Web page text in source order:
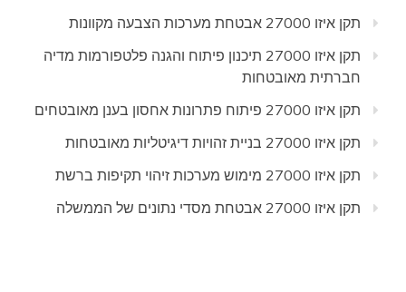
תקן איזו 27000 אבטחת מערכות הצבעה מקוונות
תקן איזו 27000 תיכנון פיתוח והגנה פלטפורמות מדיה
חברתית מאובטחות
תקן איזו 27000 פיתוח פתרונות אחסון בענן מאובטחים
תקן איזו 27000 בניית זהויות דיגיטליות מאובטחות
תקן איזו 27000 מימוש מערכות זיהוי תקיפות ברשת
תקן איזו 27000 אבטחת מסדי נתונים של הממשלה